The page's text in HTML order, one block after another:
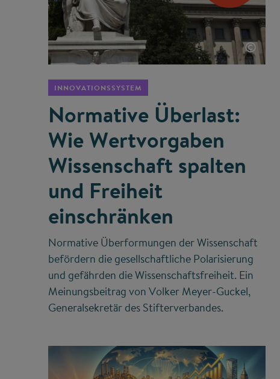
©
INNOVATIONSSYSTEM
Normative Überlast:
Wie Wertvorgaben
Wissenschaft spalten
und Freiheit
einschränken
Normative Überformungen der Wissenschaft
befördern die gesellschaftliche Polarisierung
und gefährden die Wissenschaftsfreiheit. Ein
Meinungsbeitrag von Volker Meyer-Guckel,
Generalsekretär des Stifterverbandes.